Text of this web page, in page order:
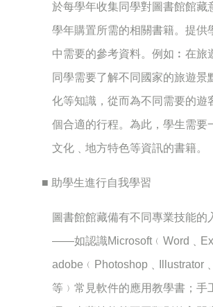
於每學年收集同學對圖書館館藏
學年購置所需的相關書籍。提供
中需要的參考資料。例如︰在旅
同學需要了解不同國家的旅遊景
化等知識，從而為不同需要的遊
個合適的行程。為此，學生需要
文化﹑地方特色等資訊的書籍。
■ 助學生進行自我學習
圖書館館藏備有不同專業技能的
——如認識
等﹚常見軟件的應用教學書；手